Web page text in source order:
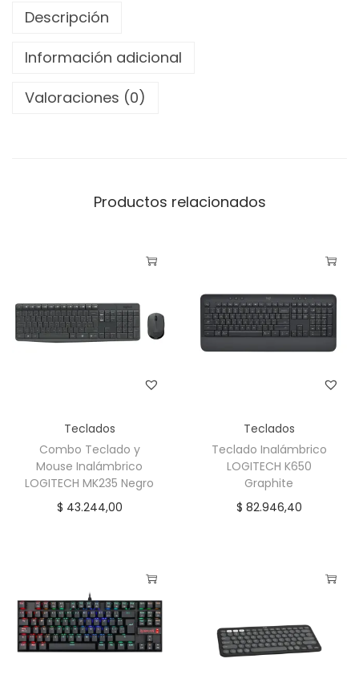
b
i
o
K
9
5
n
c
i
d
Descripción
Información adicional
Valoraciones (0)
Productos relacionados
Teclados
Combo Teclado y
Mouse Inalámbrico
LOGITECH MK235 Negro
$ 43.244,00
Teclados
Teclado Inalámbrico
LOGITECH K650
Graphite
$ 82.946,40